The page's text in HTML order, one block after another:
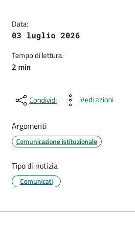
Data:
03 luglio 2026
Tempo di lettura:
2 min
Condividi Vedi azioni
Argomenti
Comunicazione istituzionale
Tipo di notizia
Comunicati